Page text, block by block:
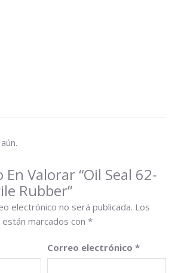
En Valorar “Oil Seal 62-
Rubber”
electrónico no será publicada. Los
marcados con *
Correo electrónico *